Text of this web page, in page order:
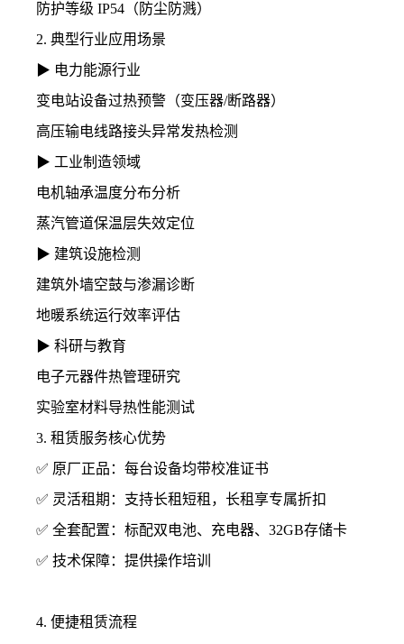
防护等级 IP54（防尘防溅）
2. 典型行业应用场景
▶ 电力能源行业
变电站设备过热预警（变压器/断路器）
高压输电线路接头异常发热检测
▶ 工业制造领域
电机轴承温度分布分析
蒸汽管道保温层失效定位
▶ 建筑设施检测
建筑外墙空鼓与渗漏诊断
地暖系统运行效率评估
▶ 科研与教育
电子元器件热管理研究
实验室材料导热性能测试
3. 租赁服务核心优势
✅ 原厂正品：每台设备均带校准证书
✅ 灵活租期：支持长租短租，长租享专属折扣
✅ 全套配置：标配双电池、充电器、32GB存储卡
✅ 技术保障：提供操作培训
4. 便捷租赁流程